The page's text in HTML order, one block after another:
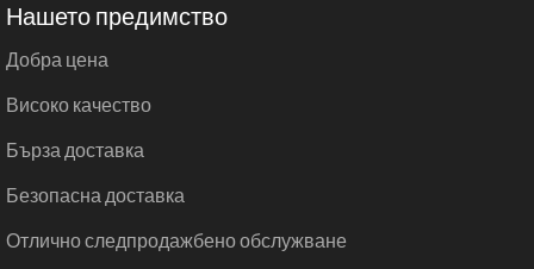
Нашето предимство
Добра цена
Високо качество
Бърза доставка
Безопасна доставка
Отлично следпродажбено обслужване